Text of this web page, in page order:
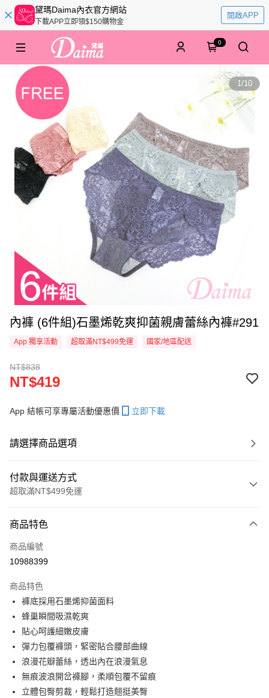
黛瑪Daima內衣官方網站
下載APP立即領$150購物金
開啟APP
0
1/10
內褲 (6件組)石墨烯乾爽抑菌親膚蕾絲內褲#291
App 獨享活動 超取滿NT$499免運 國家/地區配送
NT$838
NT$419
App 結帳可享專屬活動優惠價 立即下載
請選擇商品選項
付款與運送方式
超取滿NT$499免運
信用卡一次付款
超商取貨付款
Apple Pay
街口支付
悠遊付
全盈+PAY
大哥付你分期
商品特色
商品編號
10988399
商品特色
褲底採用石墨烯抑菌面料
蜂巢瞬間吸濕乾爽
貼心呵護細嫩皮膚
彈力包覆褲頭，緊密貼合腰部曲線
浪漫花瓣蕾絲，透出內在浪漫氣息
無痕波浪開岔褲腳，柔順包覆不留痕
立體包臀剪裁，輕鬆打造翹挺美臀